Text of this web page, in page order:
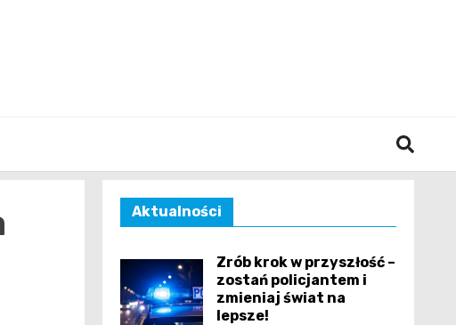
Aktualności
Zrób krok w przyszłość –
zostań policjantem i
zmieniaj świat na
lepsze!